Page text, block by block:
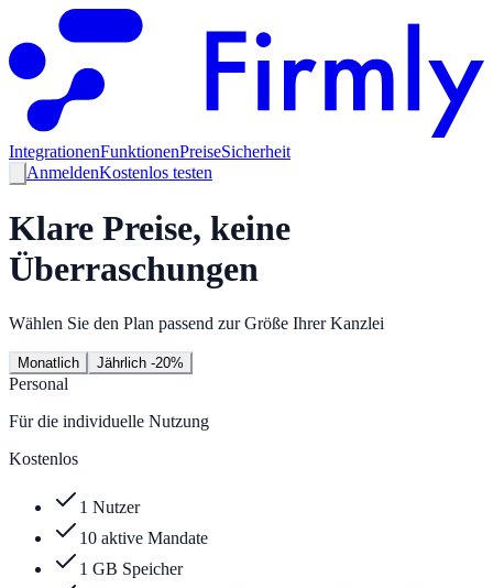
IntegrationenFunktionenPreiseSicherheit
AnmeldenKostenlos testen
Klare Preise, keine
Überraschungen
Wählen Sie den Plan passend zur Größe Ihrer Kanzlei
Monatlich Jährlich -20%
Personal
Für die individuelle Nutzung
Kostenlos
1 Nutzer
10 aktive Mandate
1 GB Speicher